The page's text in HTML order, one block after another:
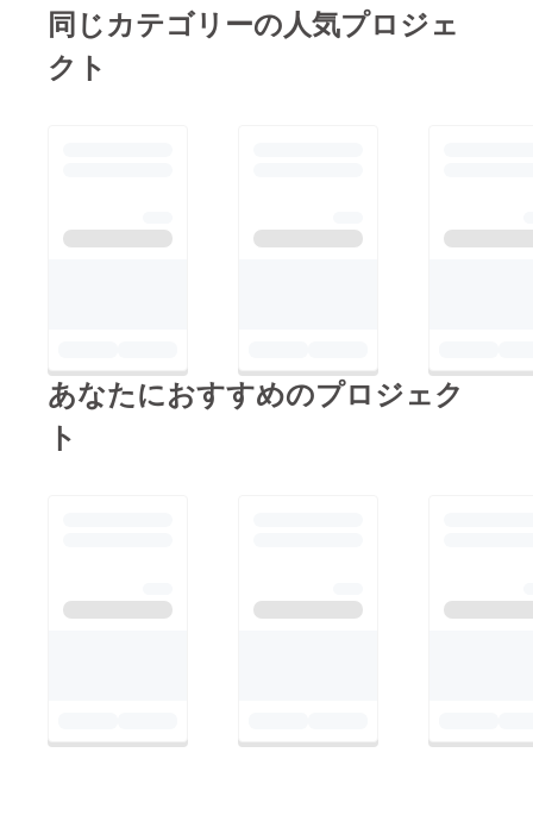
同じカテゴリーの人気プロジェ
クト
あなたにおすすめのプロジェク
ト